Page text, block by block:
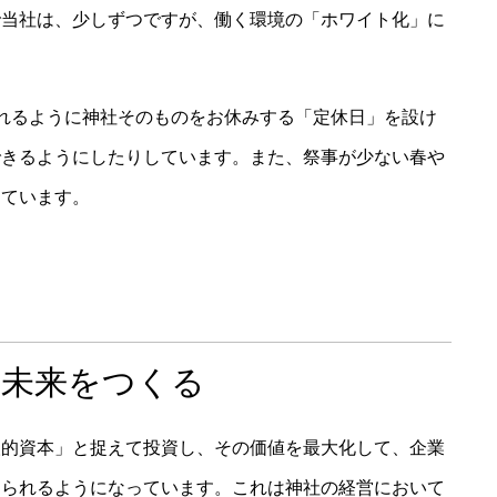
社は、少しずつですが、働く環境の「ホワイト化」に
ように神社そのものをお休みする「定休日」を設け
るようにしたりしています。また、祭事が少ない春や
います。
来をつくる
資本」と捉えて投資し、その価値を最大化して、企業
れるようになっています。これは神社の経営において